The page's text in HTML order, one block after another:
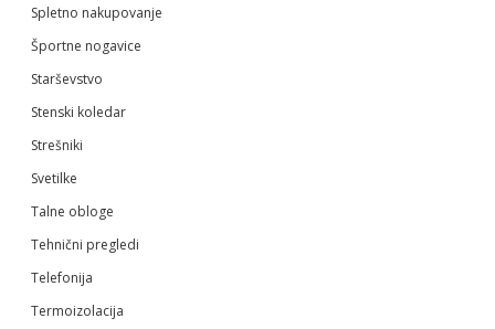
Spletno nakupovanje
Športne nogavice
Starševstvo
Stenski koledar
Strešniki
Svetilke
Talne obloge
Tehnični pregledi
Telefonija
Termoizolacija